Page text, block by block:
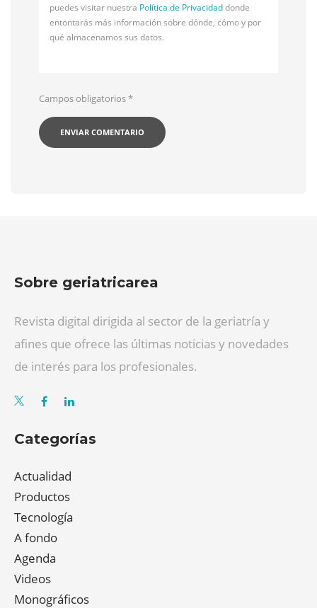
puedes visitar nuestra Política de Privacidaddonde
entontarás más información sobre dónde, cómo y por
qué almacenamos sus datos.
Campos obligatorios*
Sobre geriatricarea
Revista digital dirigida al sector de la geriatría y
afines que ofrece las últimas noticias y novedades
de interés para los profesionales.
Categorías
Actualidad
Productos
Tecnología
A fondo
Agenda
Videos
Monográficos